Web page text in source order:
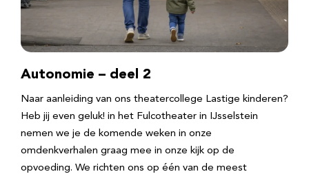
Autonomie – deel 2
Naar aanleiding van ons theatercollege Lastige kinderen?
Heb jij even geluk! in het Fulcotheater in IJsselstein
nemen we je de komende weken in onze
omdenkverhalen graag mee in onze kijk op de
opvoeding. We richten ons op één van de meest